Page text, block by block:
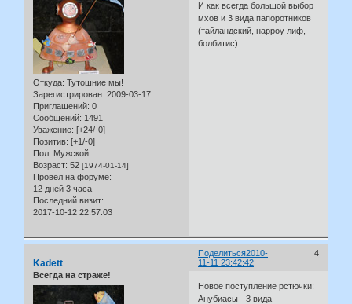
Откуда: Тутошние мы!
Зарегистрирован: 2009-03-17
Приглашений: 0
Сообщений: 1491
Уважение: [+24/-0]
Позитив: [+1/-0]
Пол: Мужской
Возраст: 52 [1974-01-14]
Провел на форуме:
12 дней 3 часа
Последний визит:
2017-10-12 22:57:03
И как всегда большой выбор
мхов и 3 вида папоротников
(тайландский, нарроу лиф,
болбитис).
Поделиться 4
2010-
11-11 23:42:42
Kadett
Всегда на страже!
Новое поступление рстючки:
Анубиасы - 3 вида